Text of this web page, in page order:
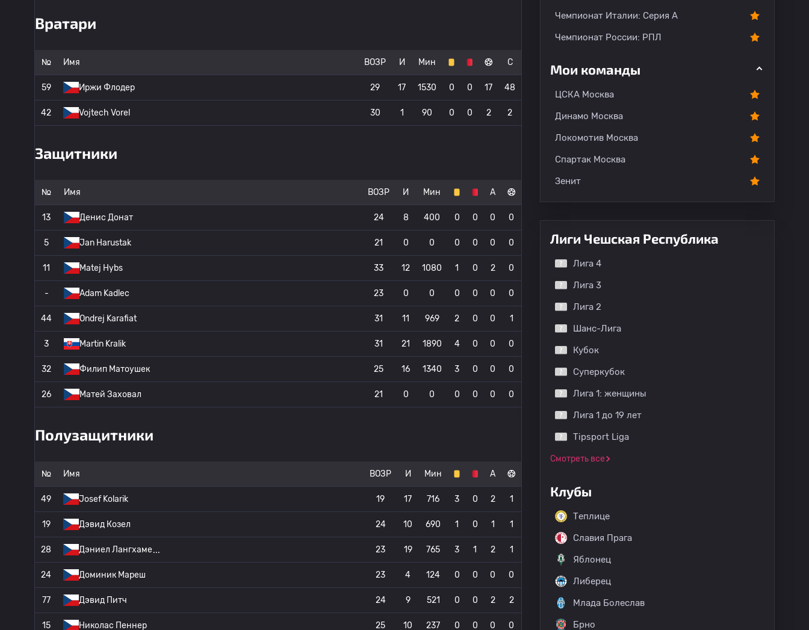
Вратари
№ Имя ВОЗР И Мин С
59 Иржи Флодер 29 17 1530 0 0 17 48
42 Vojtech Vorel 30 1 90 0 0 2 2
Защитники
№ Имя ВОЗР И Мин А
13 Денис Донат 24 8 400 0 0 0 0
5 Jan Harustak 21 0 0 0 0 0 0
11 Matej Hybs 33 12 1080 1 0 2 0
- Adam Kadlec 23 0 0 0 0 0 0
44 Ondrej Karafiat 31 11 969 2 0 0 1
3 Martin Kralik 31 21 1890 4 0 0 0
32 Филип Матоушек 25 16 1340 3 0 0 0
26 Матей Заховал 21 0 0 0 0 0 0
Полузащитники
№ Имя ВОЗР И Мин А
49 Josef Kolarik 19 17 716 3 0 2 1
19 Дэвид Козел 24 10 690 1 0 1 1
28 Дэниел Лангхаме 23 19 765 3 1 2 1
24 Доминик Мареш 23 4 124 0 0 0 0
77 Дэвид Питч 24 9 521 0 0 2 2
15 Николас Пеннер 25 10 237 0 0 0 0
Чемпионат Италии: Серия А
Чемпионат России: РПЛ
Мои команды
ЦСКА Москва
Динамо Москва
Локомотив Москва
Спартак Москва
Зенит
Лиги Чешская Республика
Лига 4
Лига 3
Лига 2
Шанс-Лига
Кубок
Суперкубок
Лига 1: женщины
Лига 1 до 19 лет
Tipsport Liga
Смотреть все
Клубы
Теплице
Славия Прага
Яблонец
Либерец
Млада Болеслав
Брно